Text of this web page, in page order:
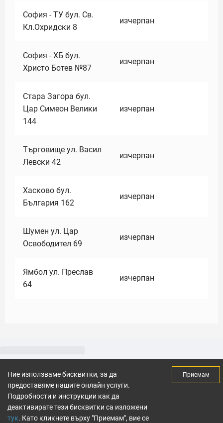
София - ТУ бул. Св.
Кл.Охридски 8
изчерпан
София - ХБ бул.
Христо Ботев №87
изчерпан
Стара Загора бул.
Цар Симеон Велики
144
изчерпан
Търговище ул. Васил
Левски 42
изчерпан
Хасково бул.
България 162
изчерпан
Шумен ул. Цар
Освободител 69
изчерпан
Ямбол ул. Преслав
64
изчерпан
Ние използваме бисквитки, за да
предоставяме нашите онлайн услуги.
Подробности и инструкции как да
деактивирате тези бисквитки са изложени
тук. Като кликнете върху "Приемам", вие се
Приемам